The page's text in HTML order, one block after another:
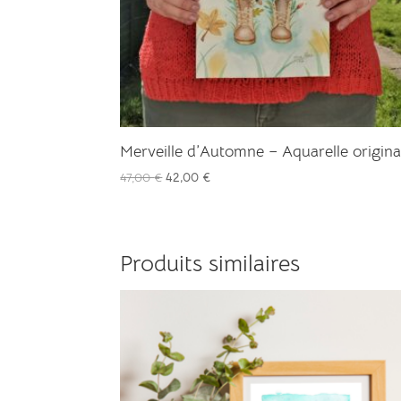
Merveille d’Automne – Aquarelle
47,00€Le
47,00 €.
42,00 €
42,00 €.
Produits similaires